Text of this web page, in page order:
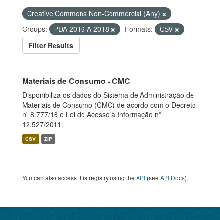
Creative Commons Non-Commercial (Any)
Groups:
PDA 2016 A 2018 Formats:
CSV
Filter Results
Materiais de Consumo - CMC
Disponibiliza os dados do Sistema de Administração de
Materiais de Consumo (CMC) de acordo com o Decreto
nº 8.777/16 e Lei de Acesso à Informação nº
12.527/2011.
CSV ZIP
You can also access this registry using the API (see API Docs).